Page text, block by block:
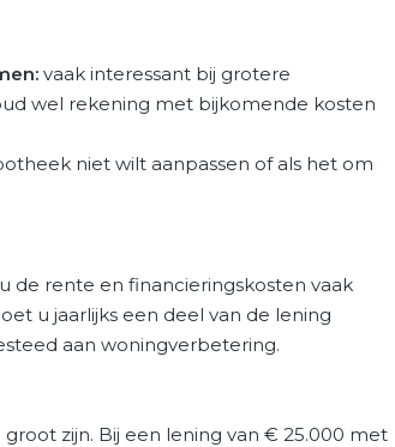
vaak interessant bij grotere
wel rekening met bijkomende kosten
niet wilt aanpassen of als het om
de rente en financieringskosten vaak
u jaarlijks een deel van de lening
aan woningverbetering.
zijn. Bij een lening van € 25.000 met